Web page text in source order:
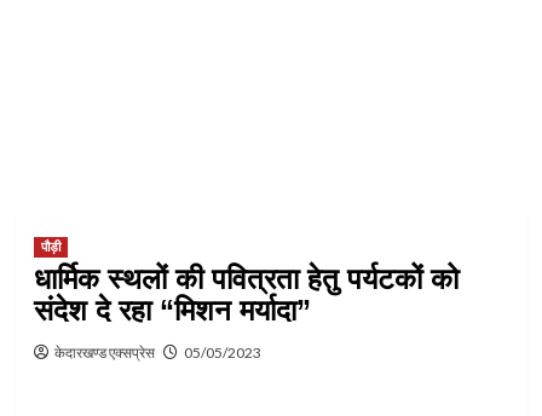
पौड़ी
धार्मिक स्थलों की पवित्रता हेतु पर्यटकों को
संदेश दे रहा “मिशन मर्यादा”
केदारखण्ड एक्सप्रेस 05/05/2023